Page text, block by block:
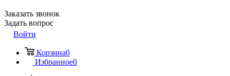
Заказать звонок
Задать вопрос
Войти
Корзина0
Избранное0